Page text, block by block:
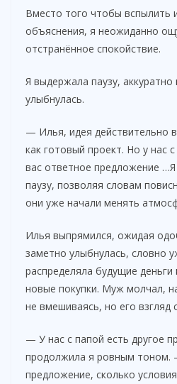
Вместо того чтобы вспылить
объяснения, я неожиданно
отстранённое спокойствие.
Я выдержала паузу,
улыбнулась.
— Илья, идея действительно
как готовый проект. Но у нас
вас ответное предложение
паузу, позволяя словам
они уже начали менять
Илья выпрямился, ожидая
заметно улыбнулась, словно
распределяла будущие
новые покупки. Муж молчал,
не вмешиваясь, но его взгляд
— У нас с папой есть другое
продолжила я ровным тоном.
предложение, сколько